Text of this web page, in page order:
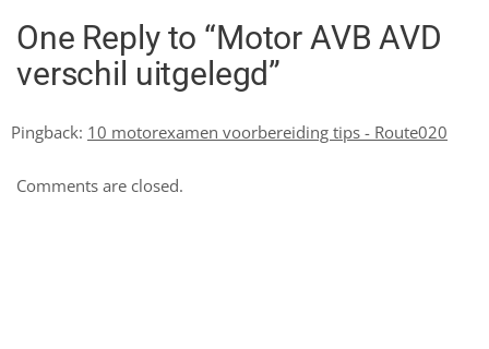
One Reply to “Motor AVB AVD
verschil uitgelegd”
Pingback: 10 motorexamen voorbereiding tips - Route020
Comments are closed.